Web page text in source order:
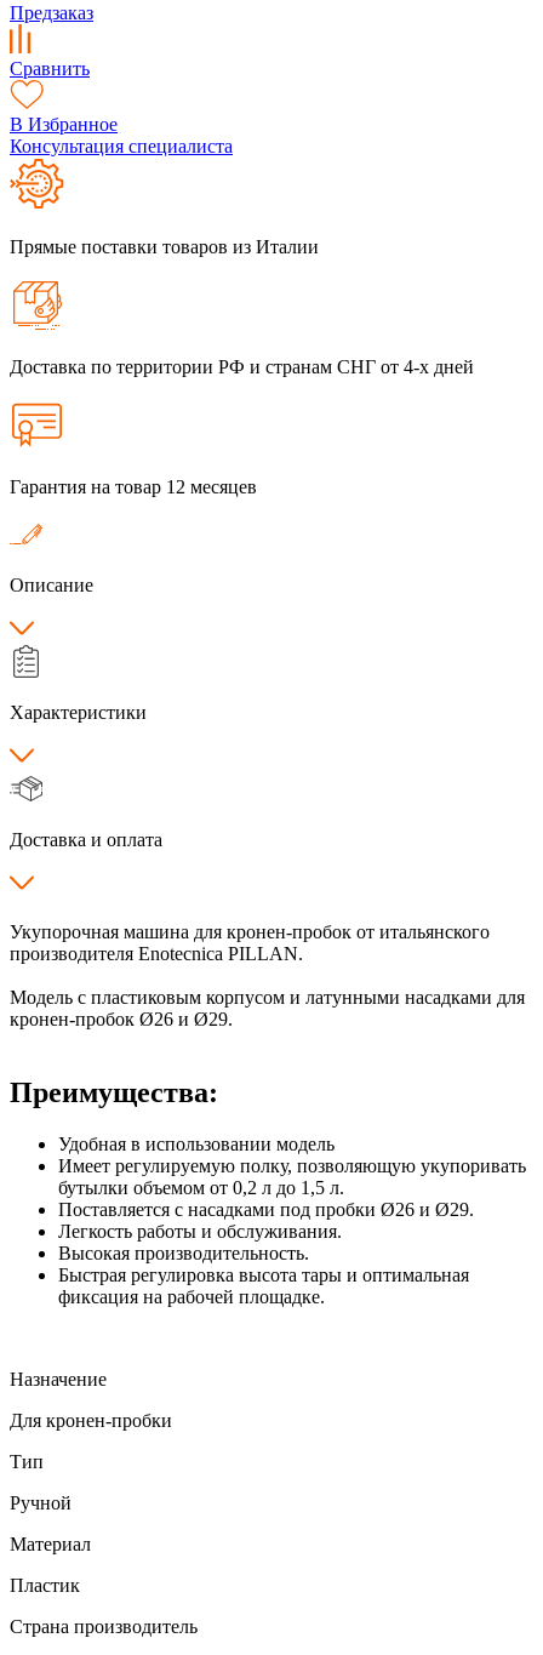
Предзаказ
Сравнить
В Избранное
Консультация специалиста
Прямые поставки товаров из Италии
Доставка по территории РФ и странам СНГ от 4-х дней
Гарантия на товар 12 месяцев
Описание
Характеристики
Доставка и оплата
Укупорочная машина для кронен-пробок от итальянского
производителя Enotecnica PILLAN.
Модель с пластиковым корпусом и латунными насадками для
кронен-пробок Ø26 и Ø29.
Преимущества:
Удобная в использовании модель
Имеет регулируемую полку, позволяющую укупоривать
бутылки объемом от 0,2 л до 1,5 л.
Поставляется с насадками под пробки Ø26 и Ø29.
Легкость работы и обслуживания.
Высокая производительность.
Быстрая регулировка высота тары и оптимальная
фиксация на рабочей площадке.
Назначение
Для кронен-пробки
Тип
Ручной
Материал
Пластик
Страна производитель